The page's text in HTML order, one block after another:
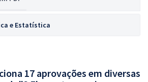
e Estatística
17 aprovações em diversas